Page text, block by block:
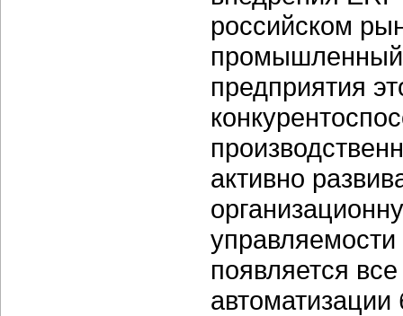
российском
промышленный
предприятия
активно
появляется